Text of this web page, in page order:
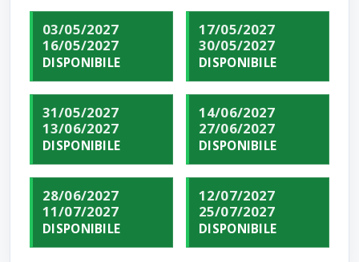
03/05/2027
16/05/2027
DISPONIBILE
17/05/2027
30/05/2027
DISPONIBILE
31/05/2027
13/06/2027
DISPONIBILE
14/06/2027
27/06/2027
DISPONIBILE
28/06/2027
11/07/2027
DISPONIBILE
12/07/2027
25/07/2027
DISPONIBILE